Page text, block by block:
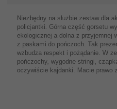
Niezbędny na służbie zestaw dla
policjantki. Górna część gorsetu
ekologicznej a dolna z przyjemnej
z paskami do pończoch. Tak
wzbudza respekt i pożądanie. W
pończochy, wygodne stringi,
oczywiście kajdanki. Macie prawo